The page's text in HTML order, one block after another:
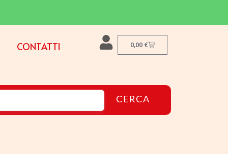
CONTATTI 0,00 €
CERCA